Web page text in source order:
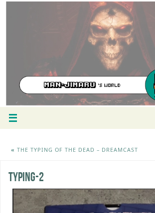
« THE TYPING OF THE DEAD – DREAMCAST
typing-2